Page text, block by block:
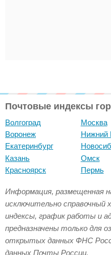
Почтовые индексы
Волгоград
Воронеж
Екатеринбург
Казань
Красноярск
Москва
Нижний
Омск
Пермь
Информация, размещенная
исключительно справочный
индексы, график работы и
предназначены только для
открытых данных ФНС
данных Почты России.